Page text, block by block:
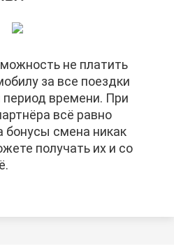
не платить
за все поездки
времени. При
всё равно
бонусы смена никак
получать их и со
не платить
за все поездки
времени. При
всё равно
бонусы смена никак
получать их и со
не платить
за все поездки
времени. При
всё равно
бонусы смена никак
получать их и со